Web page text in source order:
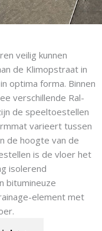
veilig kunnen
de Klimopstraat in
in optima forma. Binnen
verschillende Ral-
de speeltoestellen
varieert tussen
de hoogte van de
is de vloer het
isolerend
bitumineuze
element met